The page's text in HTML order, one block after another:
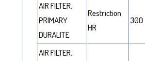
AIR FILTER,
PRIMARY
DURALITE
Restriction
HR
300
AIR FILTER,